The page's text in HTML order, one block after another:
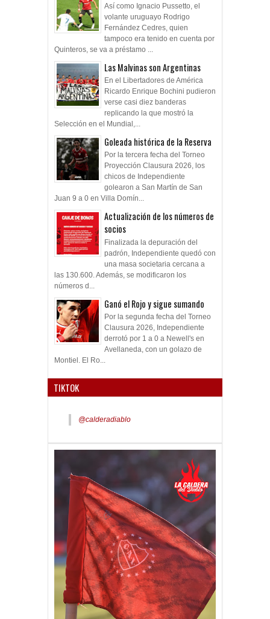
Así como Ignacio Pussetto, el
volante uruguayo Rodrigo
Fernández Cedres, quien
tampoco era tenido en cuenta por
Quinteros, se va a préstamo ...
Las Malvinas son Argentinas
En el Libertadores de América
Ricardo Enrique Bochini pudieron
verse casi diez banderas
replicando la que mostró la
Selección en el Mundial,...
Goleada histórica de la Reserva
Por la tercera fecha del Torneo
Proyección Clausura 2026, los
chicos de Independiente
golearon a San Martín de San
Juan 9 a 0 en Villa Domín...
Actualización de los números de
socios
Finalizada la depuración del
padrón, Independiente quedó con
una masa societaria cercana a
las 130.600. Además, se modificaron los
números d...
Ganó el Rojo y sigue sumando
Por la segunda fecha del Torneo
Clausura 2026, Independiente
derrotó por 1 a 0 a Newell's en
Avellaneda, con un golazo de
Montiel. El Ro...
TIKTOK
@calderadiablo